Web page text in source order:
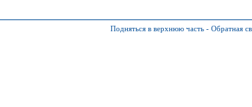
Подняться в верхнюю часть - Обратная